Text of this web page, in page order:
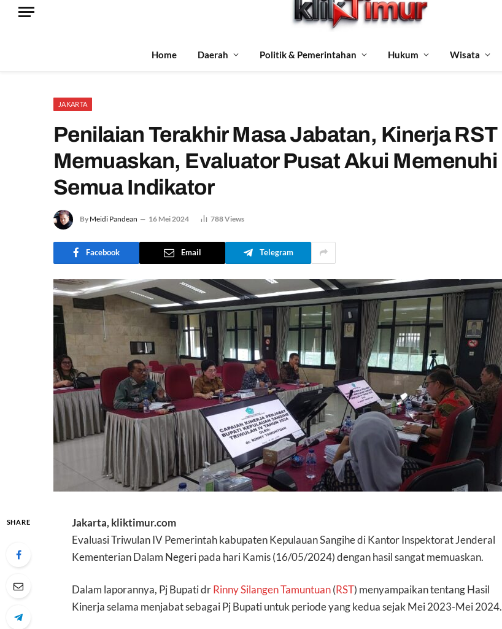
Home Daerah Politik & Pemerintahan Hukum Wisata
JAKARTA
Penilaian Terakhir Masa Jabatan, Kinerja RST
Memuaskan, Evaluator Pusat Akui Memenuhi
Semua Indikator
By Meidi Pandean 16 Mei 2024 788Views
Facebook Email Telegram
SHARE
Jakarta, kliktimur.com
Evaluasi Triwulan IV Pemerintah kabupaten Kepulauan Sangihe di Kantor Inspektorat Jenderal
Kementerian Dalam Negeri pada hari Kamis (16/05/2024) dengan hasil sangat memuaskan.
Dalam laporannya, Pj Bupati dr Rinny Silangen Tamuntuan (RST) menyampaikan tentang Hasil
Kinerja selama menjabat sebagai Pj Bupati untuk periode yang kedua sejak Mei 2023-Mei 2024.